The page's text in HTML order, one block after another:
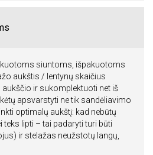
siuntoms, išpakuotoms
aukštis / lentynų skaičius
ir sukomplektuoti net iš
apsvarstyti ne tik sandėliavimo
optimalų aukštį: kad nebūtų
teks lipti – tai padaryti turi būti
ir stelažas neužstotų langų,